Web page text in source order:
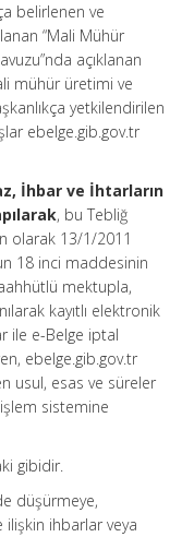
belirlenen ve
“Mali Mühür
açıklanan
mühür üretimi ve
yetkilendirilen
ebelge.gib.gov.tr
İhbar ve İhtarların
, bu Tebliğ
olarak 13/1/2011
18 inci maddesinin
mektupla,
kayıtlı elektronik
ile e-Belge iptal
ebelge.gib.gov.tr
usul, esas ve süreler
sistemine
gibidir.
düşürmeye,
ihbarlar veya